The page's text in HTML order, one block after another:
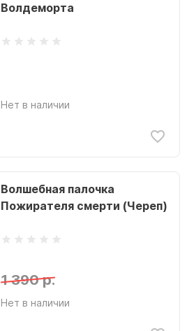
Волдеморта
Нет в наличии
Волшебная палочка
Пожирателя смерти (Череп)
1 390 р.
Нет в наличии